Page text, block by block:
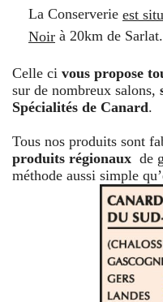
La Conserverie est
Noir à 20km de Sarlat.
Celle ci vous propose
sur de nombreux salons,
Spécialités de Canard.
Tous nos produits sont
produits régionaux de
méthode aussi simple